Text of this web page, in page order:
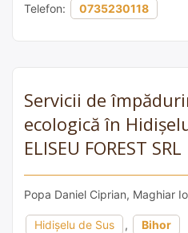
Telefon: 0735230118
Servicii de
ecologică în
ELISEU FOREST SRL
Popa Daniel Ciprian, Maghiar
Hidișelu de Sus , Bihor